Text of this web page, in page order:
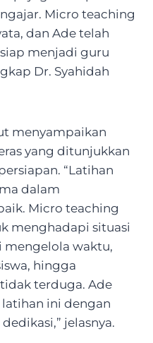
Micro teaching
dan Ade telah
menjadi guru
Dr. Syahidah
menyampaikan
yang ditunjukkan
“Latihan
dalam
Micro teaching
menghadapi situasi
mengelola waktu,
hingga
terduga. Ade
ini dengan
jelasnya.